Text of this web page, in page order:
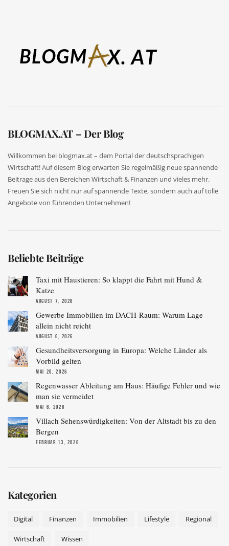
BLOGMAX.AT – Der Blog
Willkommen bei blogmax.at – dem Portal der deutschsprachigen
Wirtschaft! Auf diesem Blog erwarten Sie regelmäßig neue spannende
Beitrage aus den Bereichen Wirtschaft & Finanzen und vieles mehr.
Freuen Sie sich nicht nur auf spannende Texte, sondern auch auf tolle
Angebote von führenden Unternehmen!
Beliebte Beiträge
Taxi mit Haustieren: So klappt die Fahrt mit Hund &
Katze
AUGUST 7, 2026
Gewerbe Immobilien im DACH-Raum: Warum Lage
allein nicht reicht
AUGUST 6, 2026
Gesundheitsversorgung in Europa: Welche Länder als
Vorbild gelten
MAI 20, 2026
Regenwasser Ableitung am Haus: Häufige Fehler und wie
man sie vermeidet
MAI 8, 2026
Villach Sehenswürdigkeiten: Von der Altstadt bis zu den
Bergen
FEBRUAR 13, 2026
Kategorien
Digital Finanzen Immobilien Lifestyle Regional
Wirtschaft Wissen